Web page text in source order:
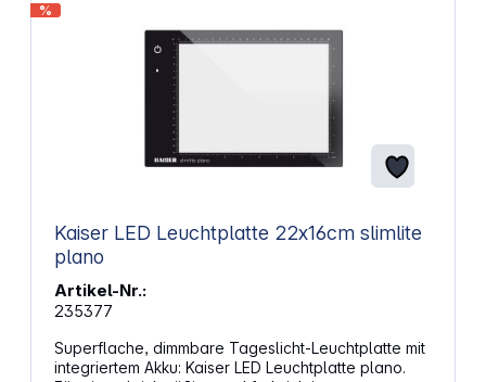
%
Kaiser LED Leuchtplatte 22x16cm slimlite
plano
Artikel-Nr.:
235377
Superflache, dimmbare Tageslicht-Leuchtplatte mit
integriertem Akku: Kaiser LED Leuchtplatte plano.